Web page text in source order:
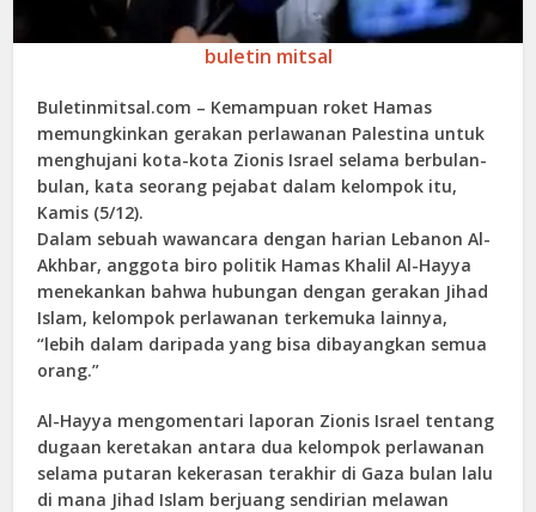
buletin mitsal
Buletinmitsal.com – Kemampuan roket Hamas
memungkinkan gerakan perlawanan Palestina untuk
menghujani kota-kota Zionis Israel selama berbulan-
bulan, kata seorang pejabat dalam kelompok itu,
Kamis (5/12).
Dalam sebuah wawancara dengan harian Lebanon Al-
Akhbar, anggota biro politik Hamas Khalil Al-Hayya
menekankan bahwa hubungan dengan gerakan Jihad
Islam, kelompok perlawanan terkemuka lainnya,
“lebih dalam daripada yang bisa dibayangkan semua
orang.”
Al-Hayya mengomentari laporan Zionis Israel tentang
dugaan keretakan antara dua kelompok perlawanan
selama putaran kekerasan terakhir di Gaza bulan lalu
di mana Jihad Islam berjuang sendirian melawan